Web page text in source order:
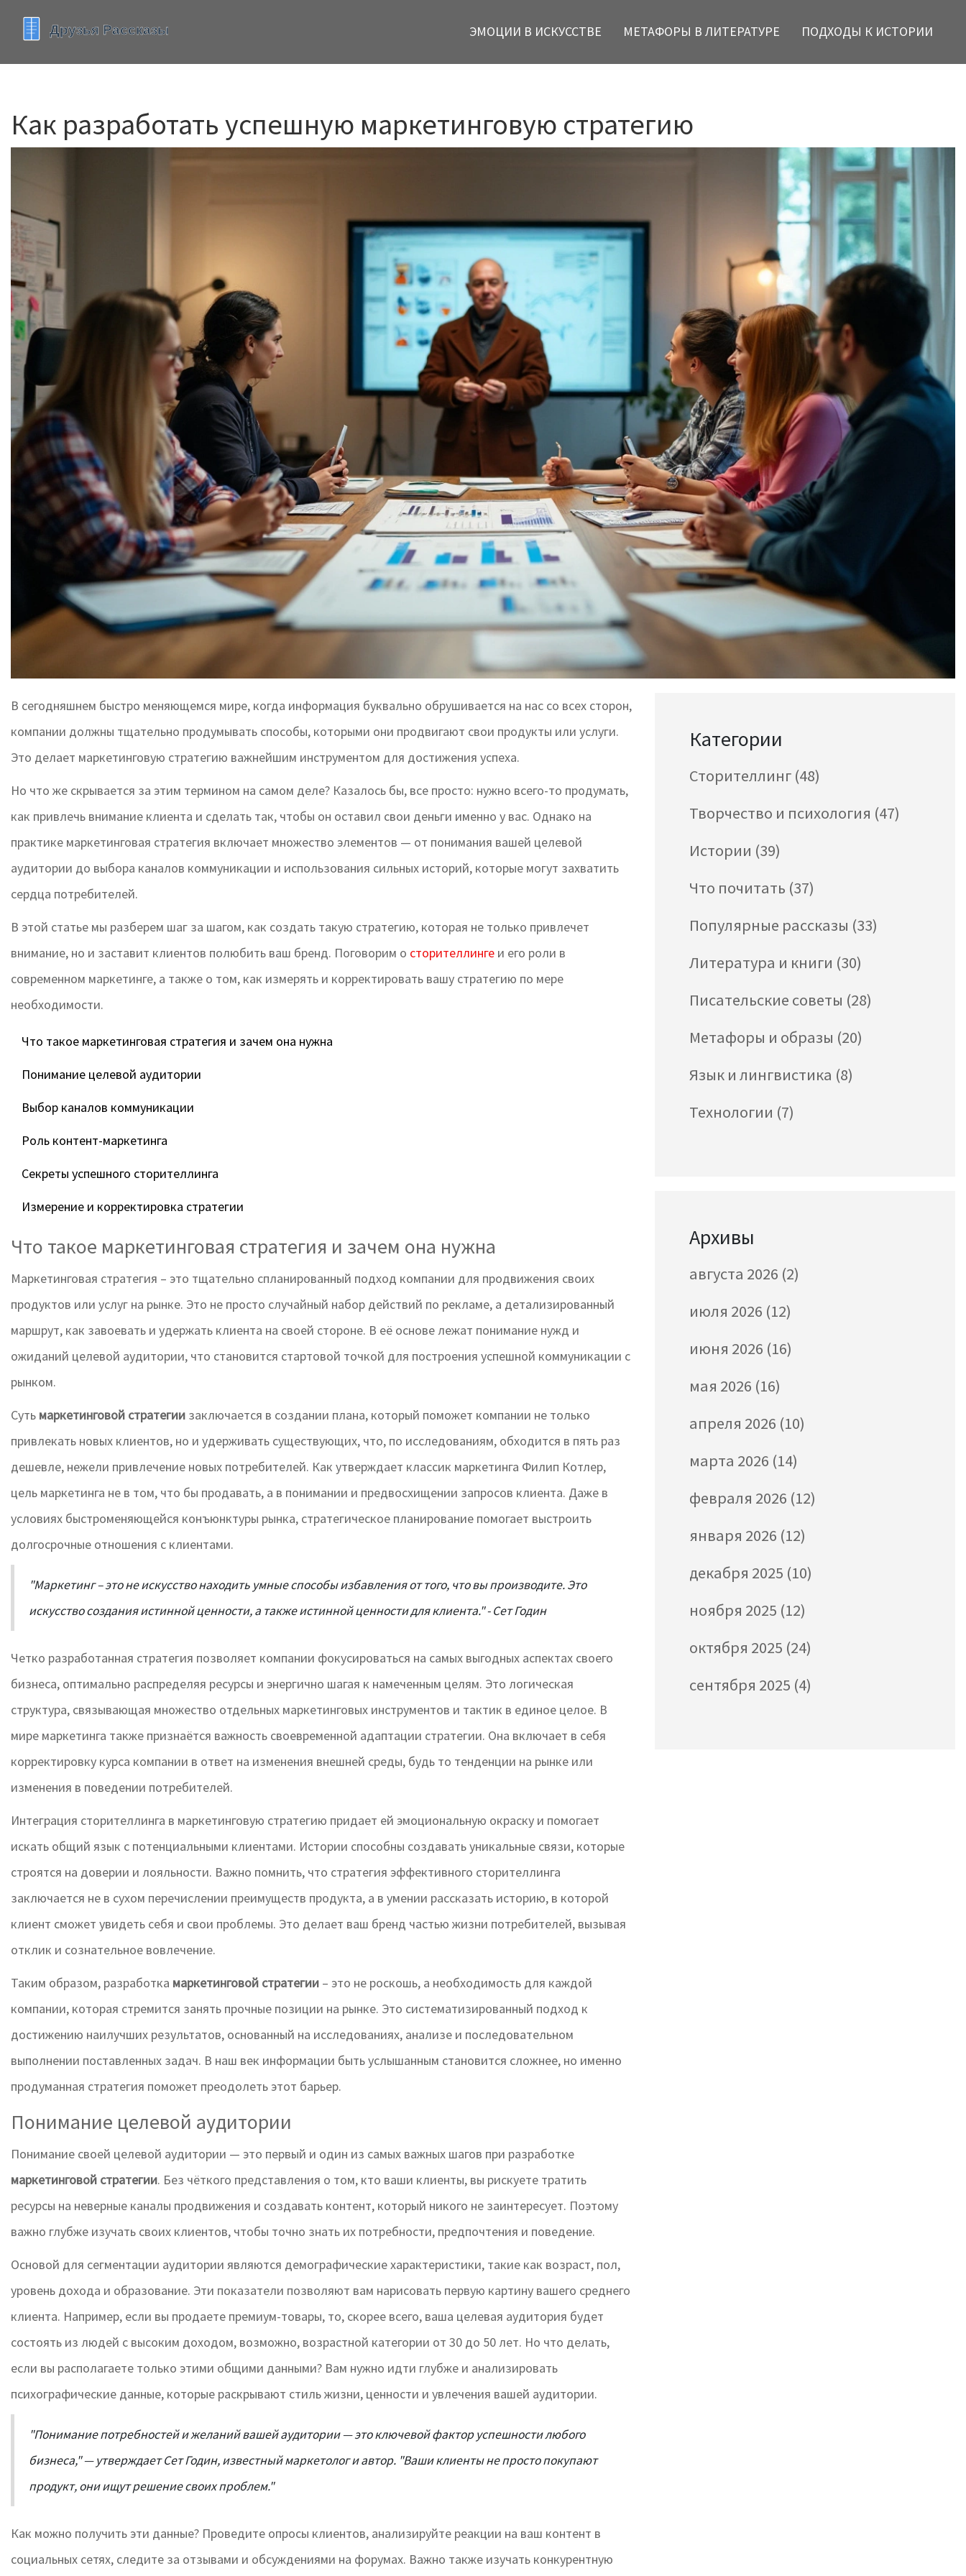
ЭМОЦИИ В ИСКУССТВЕ МЕТАФОРЫ В ЛИТЕРАТУРЕ ПОДХОДЫ К ИСТОРИИ
Как разработать успешную маркетинговую стратегию
В сегодняшнем быстро меняющемся мире, когда информация буквально обрушивается на нас со всех сторон,
компании должны тщательно продумывать способы, которыми они продвигают свои продукты или услуги.
Это делает маркетинговую стратегию важнейшим инструментом для достижения успеха.
Но что же скрывается за этим термином на самом деле? Казалось бы, все просто: нужно всего-то продумать,
как привлечь внимание клиента и сделать так, чтобы он оставил свои деньги именно у вас. Однако на
практике маркетинговая стратегия включает множество элементов — от понимания вашей целевой
аудитории до выбора каналов коммуникации и использования сильных историй, которые могут захватить
сердца потребителей.
В этой статье мы разберем шаг за шагом, как создать такую стратегию, которая не только привлечет
внимание, но и заставит клиентов полюбить ваш бренд. Поговорим о сторителлинге и его роли в
современном маркетинге, а также о том, как измерять и корректировать вашу стратегию по мере
необходимости.
Что такое маркетинговая стратегия и зачем она нужна
Понимание целевой аудитории
Выбор каналов коммуникации
Роль контент-маркетинга
Секреты успешного сторителлинга
Измерение и корректировка стратегии
Что такое маркетинговая стратегия и зачем она нужна
Маркетинговая стратегия – это тщательно спланированный подход компании для продвижения своих
продуктов или услуг на рынке. Это не просто случайный набор действий по рекламе, а детализированный
маршрут, как завоевать и удержать клиента на своей стороне. В её основе лежат понимание нужд и
ожиданий целевой аудитории, что становится стартовой точкой для построения успешной коммуникации с
рынком.
Суть маркетинговой стратегии заключается в создании плана, который поможет компании не только
привлекать новых клиентов, но и удерживать существующих, что, по исследованиям, обходится в пять раз
дешевле, нежели привлечение новых потребителей. Как утверждает классик маркетинга Филип Котлер,
цель маркетинга не в том, что бы продавать, а в понимании и предвосхищении запросов клиента. Даже в
условиях быстроменяющейся конъюнктуры рынка, стратегическое планирование помогает выстроить
долгосрочные отношения с клиентами.
"Маркетинг – это не искусство находить умные способы избавления от того, что вы производите. Это
искусство создания истинной ценности, а также истинной ценности для клиента." - Сет Годин
Четко разработанная стратегия позволяет компании фокусироваться на самых выгодных аспектах своего
бизнеса, оптимально распределяя ресурсы и энергично шагая к намеченным целям. Это логическая
структура, связывающая множество отдельных маркетинговых инструментов и тактик в единое целое. В
мире маркетинга также признаётся важность своевременной адаптации стратегии. Она включает в себя
корректировку курса компании в ответ на изменения внешней среды, будь то тенденции на рынке или
изменения в поведении потребителей.
Интеграция сторителлинга в маркетинговую стратегию придает ей эмоциональную окраску и помогает
искать общий язык с потенциальными клиентами. Истории способны создавать уникальные связи, которые
строятся на доверии и лояльности. Важно помнить, что стратегия эффективного сторителлинга
заключается не в сухом перечислении преимуществ продукта, а в умении рассказать историю, в которой
клиент сможет увидеть себя и свои проблемы. Это делает ваш бренд частью жизни потребителей, вызывая
отклик и сознательное вовлечение.
Таким образом, разработка маркетинговой стратегии – это не роскошь, а необходимость для каждой
компании, которая стремится занять прочные позиции на рынке. Это систематизированный подход к
достижению наилучших результатов, основанный на исследованиях, анализе и последовательном
выполнении поставленных задач. В наш век информации быть услышанным становится сложнее, но именно
продуманная стратегия поможет преодолеть этот барьер.
Понимание целевой аудитории
Понимание своей целевой аудитории — это первый и один из самых важных шагов при разработке
маркетинговой стратегии. Без чёткого представления о том, кто ваши клиенты, вы рискуете тратить
ресурсы на неверные каналы продвижения и создавать контент, который никого не заинтересует. Поэтому
важно глубже изучать своих клиентов, чтобы точно знать их потребности, предпочтения и поведение.
Основой для сегментации аудитории являются демографические характеристики, такие как возраст, пол,
уровень дохода и образование. Эти показатели позволяют вам нарисовать первую картину вашего среднего
клиента. Например, если вы продаете премиум-товары, то, скорее всего, ваша целевая аудитория будет
состоять из людей с высоким доходом, возможно, возрастной категории от 30 до 50 лет. Но что делать,
если вы располагаете только этими общими данными? Вам нужно идти глубже и анализировать
психографические данные, которые раскрывают стиль жизни, ценности и увлечения вашей аудитории.
"Понимание потребностей и желаний вашей аудитории — это ключевой фактор успешности любого
бизнеса," — утверждает Сет Годин, известный маркетолог и автор. "Ваши клиенты не просто покупают
продукт, они ищут решение своих проблем."
Как можно получить эти данные? Проведите опросы клиентов, анализируйте реакции на ваш контент в
социальных сетях, следите за отзывами и обсуждениями на форумах. Важно также изучать конкурентную
Категории
Сторителлинг (48)
Творчество и психология (47)
Истории (39)
Что почитать (37)
Популярные рассказы (33)
Литература и книги (30)
Писательские советы (28)
Метафоры и образы (20)
Язык и лингвистика (8)
Технологии (7)
Архивы
августа 2026 (2)
июля 2026 (12)
июня 2026 (16)
мая 2026 (16)
апреля 2026 (10)
марта 2026 (14)
февраля 2026 (12)
января 2026 (12)
декабря 2025 (10)
ноября 2025 (12)
октября 2025 (24)
сентября 2025 (4)